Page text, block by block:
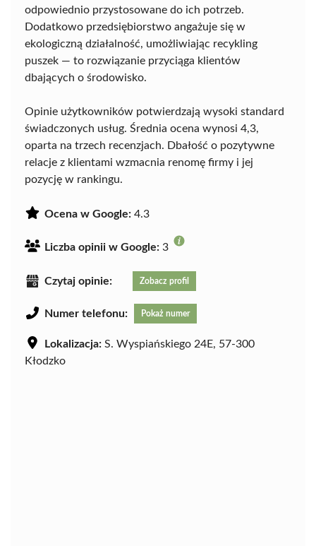
odpowiednio przystosowane do ich potrzeb.
Dodatkowo przedsiębiorstwo angażuje się w
ekologiczną działalność, umożliwiając recykling
puszek — to rozwiązanie przyciąga klientów
dbających o środowisko.
Opinie użytkowników potwierdzają wysoki standard
świadczonych usług. Średnia ocena wynosi 4,3,
oparta na trzech recenzjach. Dbałość o pozytywne
relacje z klientami wzmacnia renomę firmy i jej
pozycję w rankingu.
Ocena w Google: 4.3
Liczba opinii w Google: 3
Czytaj opinie: Zobacz profil
Numer telefonu: Pokaż numer
Lokalizacja: S. Wyspiańskiego 24E, 57-300
Kłodzko